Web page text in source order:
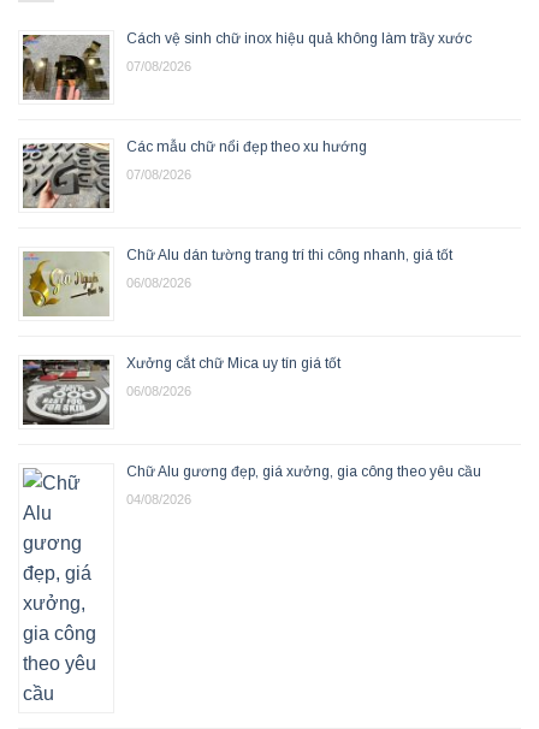
Cách vệ sinh chữ inox hiệu quả không làm trầy xước
07/08/2026
Các mẫu chữ nổi đẹp theo xu hướng
07/08/2026
Chữ Alu dán tường trang trí thi công nhanh, giá tốt
06/08/2026
Xưởng cắt chữ Mica uy tín giá tốt
06/08/2026
Chữ Alu gương đẹp, giá xưởng, gia công theo yêu cầu
04/08/2026